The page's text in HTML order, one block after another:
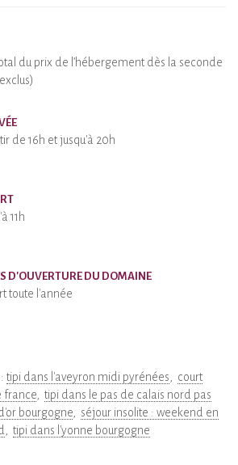
du prix de l’hébergement dès la seconde
de 16h et jusqu'à 20h
11h
D'OUVERTURE DU DOMAINE
toute l'année
tipi dans l'aveyron midi pyrénées
court
france
tipi dans le pas de calais nord pas
bourgogne
séjour insolite : weekend en
tipi dans l'yonne bourgogne